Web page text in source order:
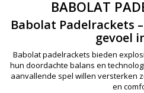
BABOLAT
Babolat Padelrackets
gevoel
Babolat padelrackets bieden
hun doordachte balans en
aanvallende spel willen versterken
en